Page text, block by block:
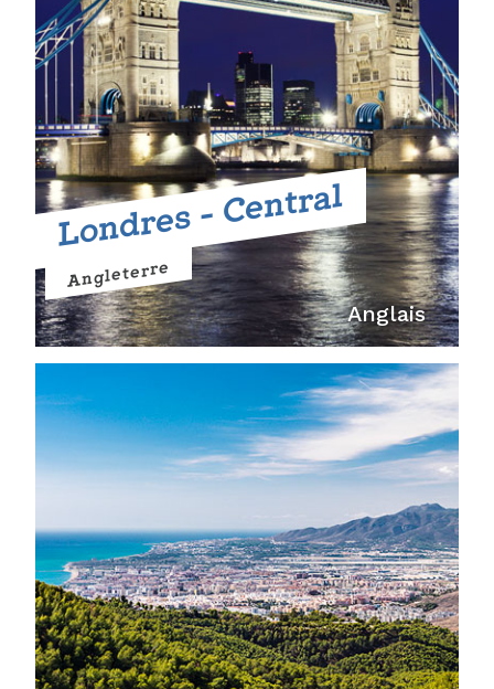
Londres - Central
Angleterre
Anglais